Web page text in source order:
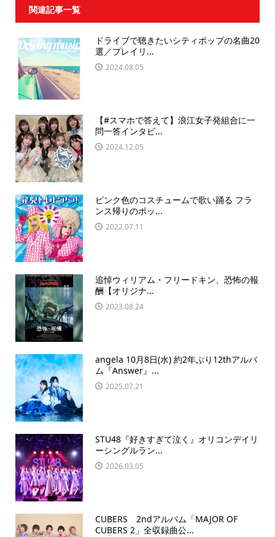
関連記事一覧
ドライブで聴きたいシティポップの名曲20
選／プレイリ...
2024.08.05
【#スマホで答えて】浪江女子発組合に一
問一答インタビ...
2024.12.05
ピンク色のコスチュームで歌い踊る フラ
ンス帰りのポッ...
2022.07.11
追悼ウィリアム・フリードキン、恐怖の報
酬【オリジナ...
2023.08.24
angela 10月8日(水) 約2年ぶり12thアルバ
ム『Answer』...
2025.07.21
STU48『好きすぎて泣く』オリコンデイリ
ーシングルラン...
2026.03.05
CUBERS 2ndアルバム「MAJOR OF
CUBERS 2」全収録曲公...